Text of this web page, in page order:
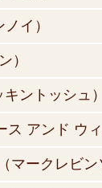
イ）
）
ントッシュ）
ス アンド ウィ
マークレビン